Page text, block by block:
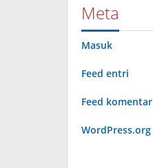
Meta
Masuk
Feed entri
Feed komentar
WordPress.org